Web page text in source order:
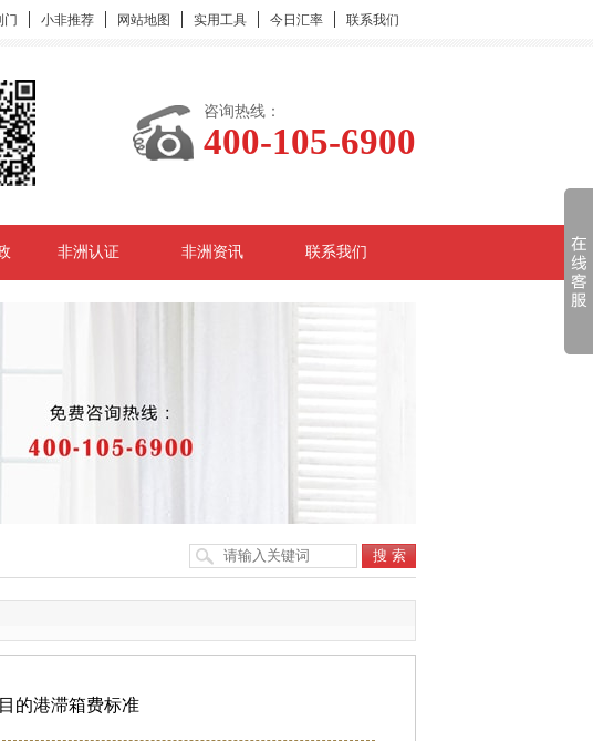
门 小非推荐 网站地图 实用工具 今日汇率 联系我们
咨询热线：
400-105-6900
非洲认证 非洲资讯 联系我们
搜 索
的港滞箱费标准